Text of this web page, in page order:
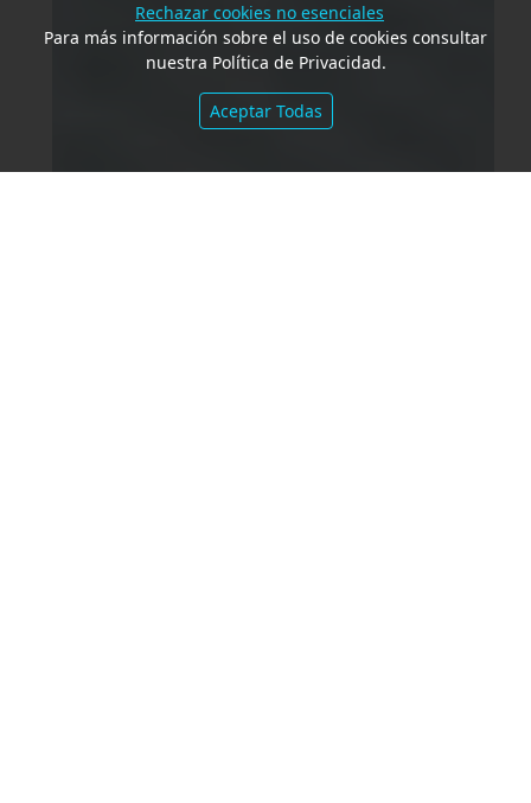
Rechazar cookies no esenciales
Para más información sobre el uso de cookies consultar
nuestra Política de Privacidad.
Aceptar Todas